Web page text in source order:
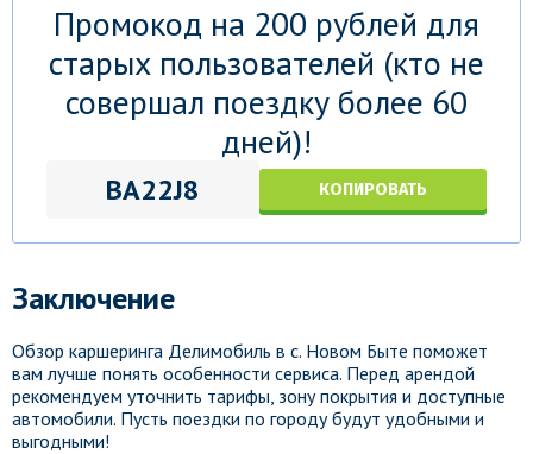
Промокод на 200 рублей для
старых пользователей (кто не
совершал поездку более 60
дней)!
BA22J8 КОПИРОВАТЬ
Заключение
Обзор каршеринга Делимобиль в с. Новом Быте поможет
вам лучше понять особенности сервиса. Перед арендой
рекомендуем уточнить тарифы, зону покрытия и доступные
автомобили. Пусть поездки по городу будут удобными и
выгодными!